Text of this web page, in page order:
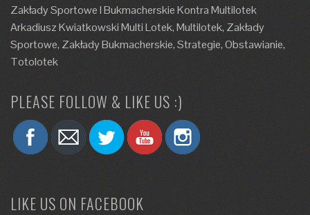
Zakłady Sportowe I Bukmacherskie Kontra Multilotek
Arkadiusz Kwiatkowski Multi Lotek, Multilotek, Zakłady
Sportowe, Zakłady Bukmacherskie, Strategie, Obstawianie,
Totolotek
PLEASE FOLLOW & LIKE US :)
LIKE US ON FACEBOOK